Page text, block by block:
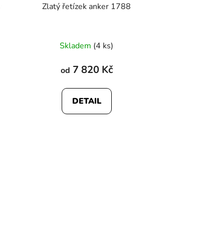
Zlatý řetízek anker 1788
Skladem (4 ks)
od 7 820 Kč
DETAIL